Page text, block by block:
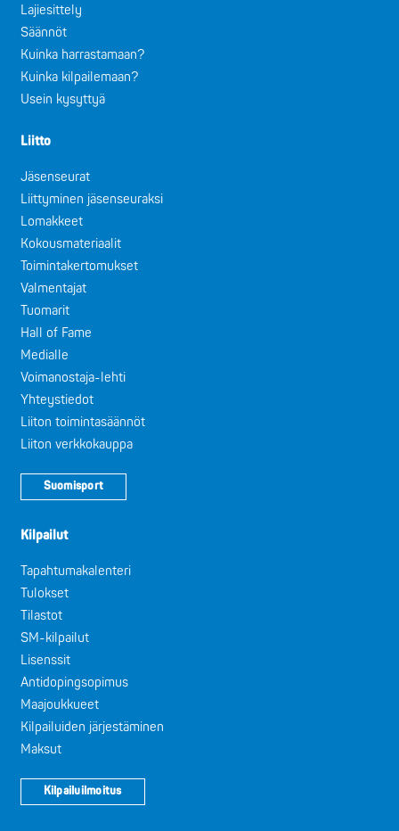
Lajiesittely
Säännöt
Kuinka harrastamaan?
Kuinka kilpailemaan?
Usein kysyttyä
Liitto
Jäsenseurat
Liittyminen jäsenseuraksi
Lomakkeet
Kokousmateriaalit
Toimintakertomukset
Valmentajat
Tuomarit
Hall of Fame
Medialle
Voimanostaja-lehti
Yhteystiedot
Liiton toimintasäännöt
Liiton verkkokauppa
Suomisport
Kilpailut
Tapahtumakalenteri
Tulokset
Tilastot
SM-kilpailut
Lisenssit
Antidopingsopimus
Maajoukkueet
Kilpailuiden järjestäminen
Maksut
Kilpailuilmoitus